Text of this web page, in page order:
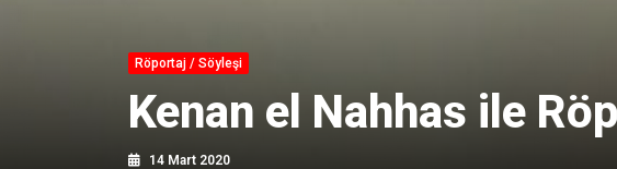
Röportaj / Söyleşi
Kenan el Nahhas ile
14 Mart 2020